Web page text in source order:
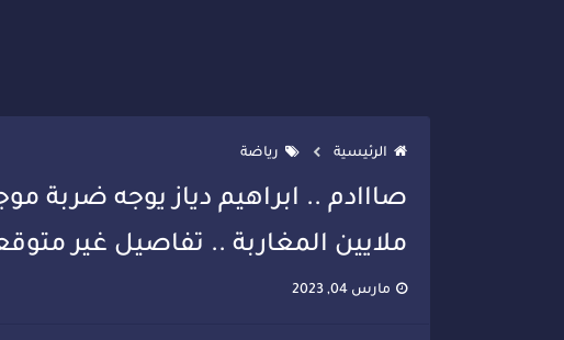
الرئيسية رياضة
صااادم .. ابراهيم دياز يوجه ضربة
ملايين المغاربة .. تفاصيل غير
مارس 04, 2023